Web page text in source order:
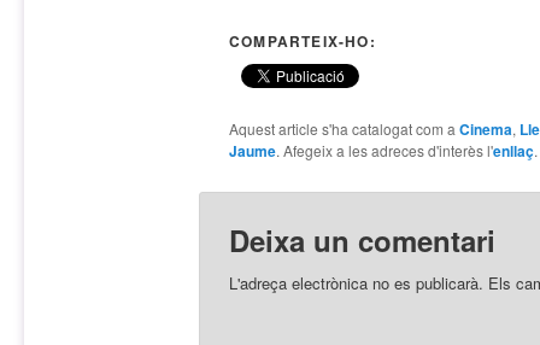
COMPARTEIX-HO:
Aquest article s'ha catalogat com a Cinema,
Jaume. Afegeix a les adreces d'interès l'enllaç.
Deixa un comentari
L'adreça electrònica no es publicarà. Els